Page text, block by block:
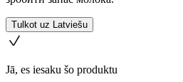
Tulkot uz Latviešu
Jā, es iesaku šo produktu